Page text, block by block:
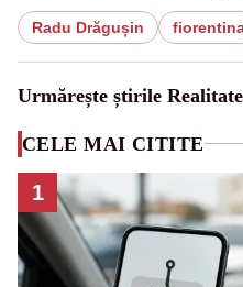
Radu Drăgușin
Urmărește știrile
CELE MAI CITITE
1